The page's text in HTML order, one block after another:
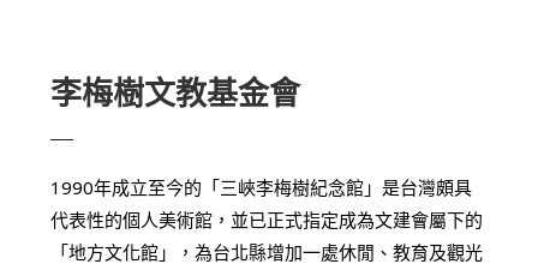
李梅樹文教基金會
1990年成立至今的「三峽李梅樹紀念館」是台灣頗具
代表性的個人美術館，並已正式指定成為文建會屬下的
「地方文化館」，為台北縣增加一處休閒、教育及觀光